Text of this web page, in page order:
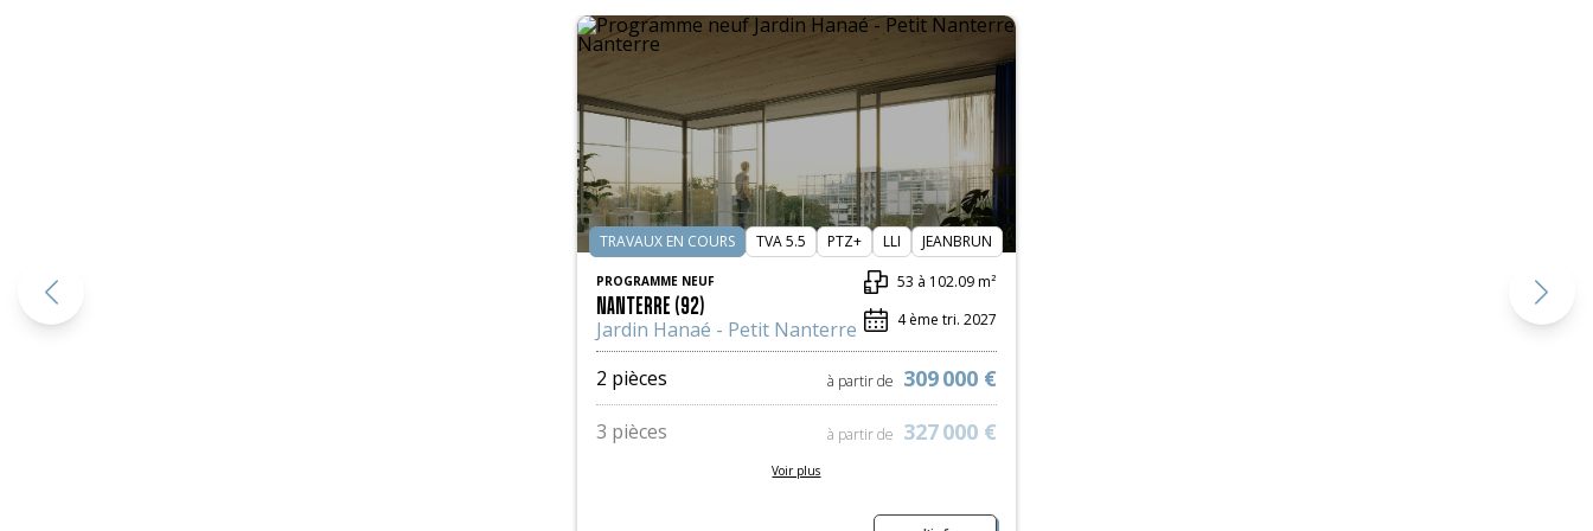
TRAVAUX EN COURS TVA 5.5 PTZ+ LLI JEANBRUN
PROGRAMME NEUF
NANTERRE (92)
Jardin Hanaé - Petit Nanterre
53 à 102.09 m²
4 ème tri. 2027
2 pièces à partir de 309 000 €
3 pièces à partir de 327 000 €
Voir plus